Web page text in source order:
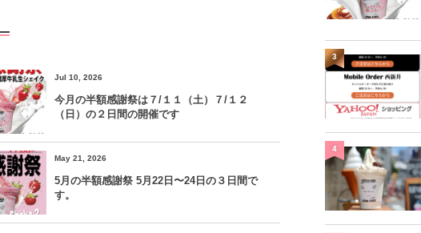
Jul 10, 2026
今月の半額感謝祭は７/１１（土）７/１２
（日）の２日間の開催です
May 21, 2026
5月の半額感謝祭 5月22日〜24日の３日間で
す。
3
4